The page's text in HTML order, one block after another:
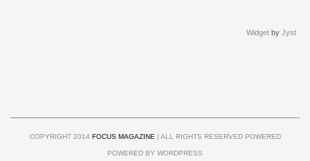
Widget by Jyst
COPYRIGHT 2014 FOCUS MAGAZINE | ALL RIGHTS RESERVED POWERED
POWERED BY WORDPRESS